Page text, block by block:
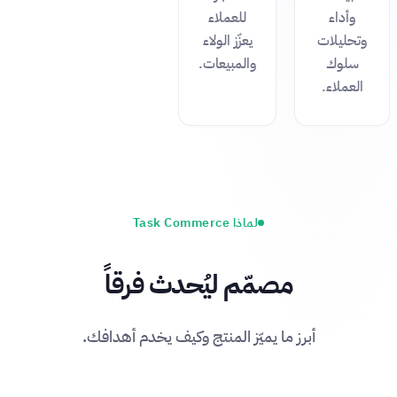
وأداء
وتحليلات
سلوك
العملاء.
للعملاء
يعزّز الولاء
والمبيعات.
لماذا Task Commerce
مصمّم ليُحدث فرقاً
أبرز ما يميّز المنتج وكيف يخدم أهدافك.